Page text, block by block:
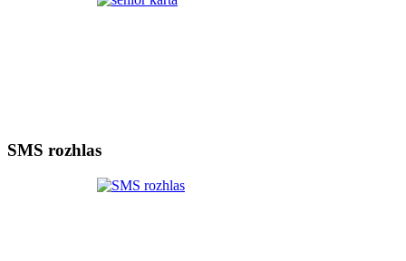
SMS rozhlas